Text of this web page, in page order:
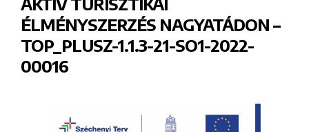
ÉLMÉNYSZERZÉS NAGYATÁDON –
TOP_PLUSZ-1.1.3-21-SO1-2022-
00016